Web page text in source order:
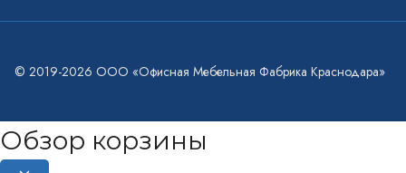
© 2019-2026 ООО «Офисная Мебельная Фабрика Краснодара»
Обзор корзины